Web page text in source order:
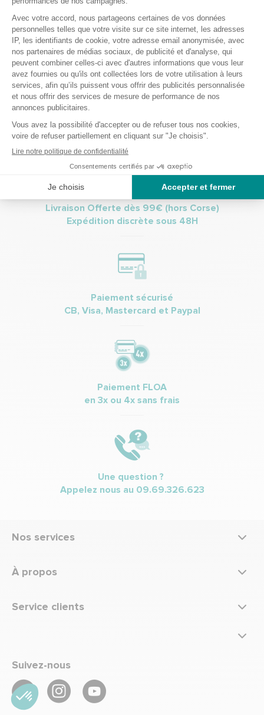
Envoyer
Je m’inscris à la newsletter et accepte de recevoir des informations
commerciales et promotionnelles de Bastide le Confort Médical.
(Vous pourrez à tout moment vous désinscrire. Pour plus
d’informations vous pouvez prendre connaissance de la charte de
protection des données personnelles.
Livraison Offerte dès 99€ (hors Corse)
Expédition discrète sous 48H
Paiement sécurisé
CB, Visa, Mastercard et Paypal
Paiement FLOA
en 3x ou 4x sans frais
Une question ?
Appelez nous au 09.69.326.623
Nos services
À propos
Service clients
Suivez-nous